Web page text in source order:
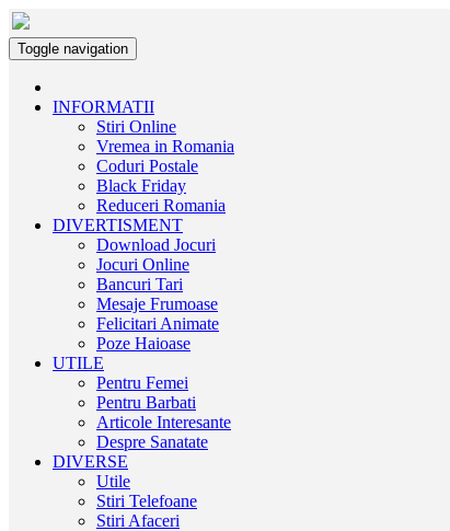
Toggle navigation
INFORMATII
Stiri Online
Vremea in Romania
Coduri Postale
Black Friday
Reduceri Romania
DIVERTISMENT
Download Jocuri
Jocuri Online
Bancuri Tari
Mesaje Frumoase
Felicitari Animate
Poze Haioase
UTILE
Pentru Femei
Pentru Barbati
Articole Interesante
Despre Sanatate
DIVERSE
Utile
Stiri Telefoane
Stiri Afaceri